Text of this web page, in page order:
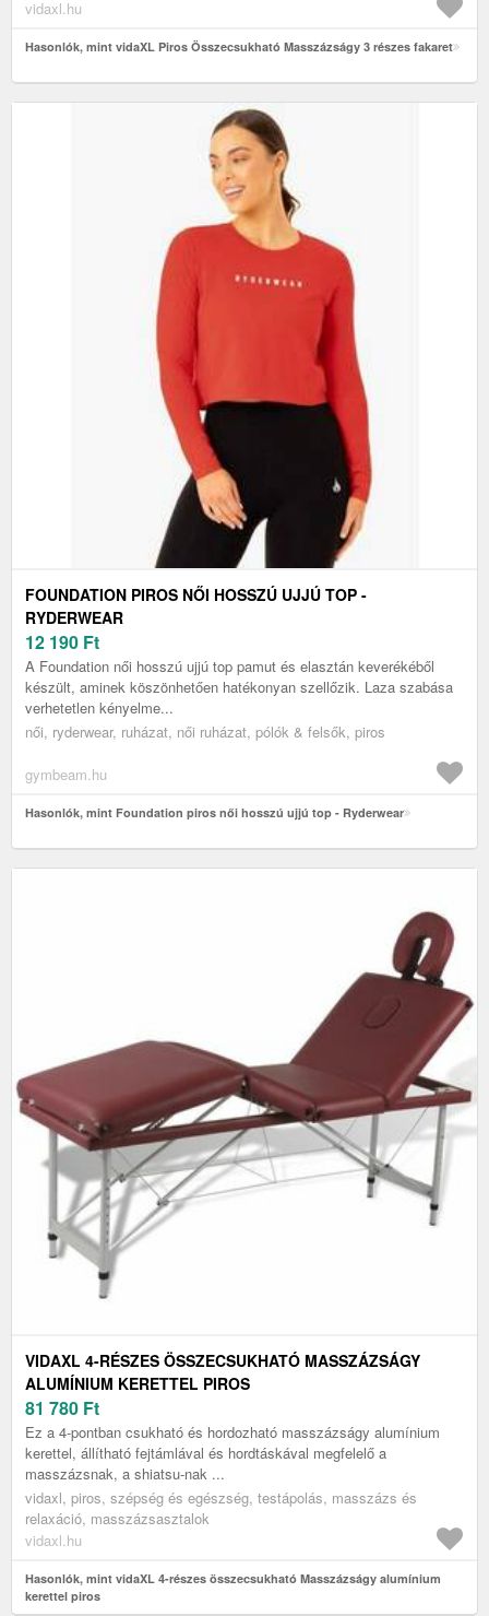
vidaxl.hu
Hasonlók, mint vidaXL Piros Összecsukható Masszázságy 3 részes fakaret
FOUNDATION PIROS NŐI HOSSZÚ UJJÚ TOP -
RYDERWEAR
12 190 Ft
A Foundation női hosszú ujjú top pamut és elasztán keverékéből
készült, aminek köszönhetően hatékonyan szellőzik. Laza szabása
verhetetlen kényelme...
női, ryderwear, ruházat, női ruházat, pólók & felsők, piros
gymbeam.hu
Hasonlók, mint Foundation piros női hosszú ujjú top - Ryderwear
VIDAXL 4-RÉSZES ÖSSZECSUKHATÓ MASSZÁZSÁGY
ALUMÍNIUM KERETTEL PIROS
81 780 Ft
Ez a 4-pontban csukható és hordozható masszázságy alumínium
kerettel, állítható fejtámlával és hordtáskával megfelelő a
masszázsnak, a shiatsu-nak ...
vidaxl, piros, szépség és egészség, testápolás, masszázs és
relaxáció, masszázsasztalok
vidaxl.hu
Hasonlók, mint vidaXL 4-részes összecsukható Masszázságy alumínium
kerettel piros